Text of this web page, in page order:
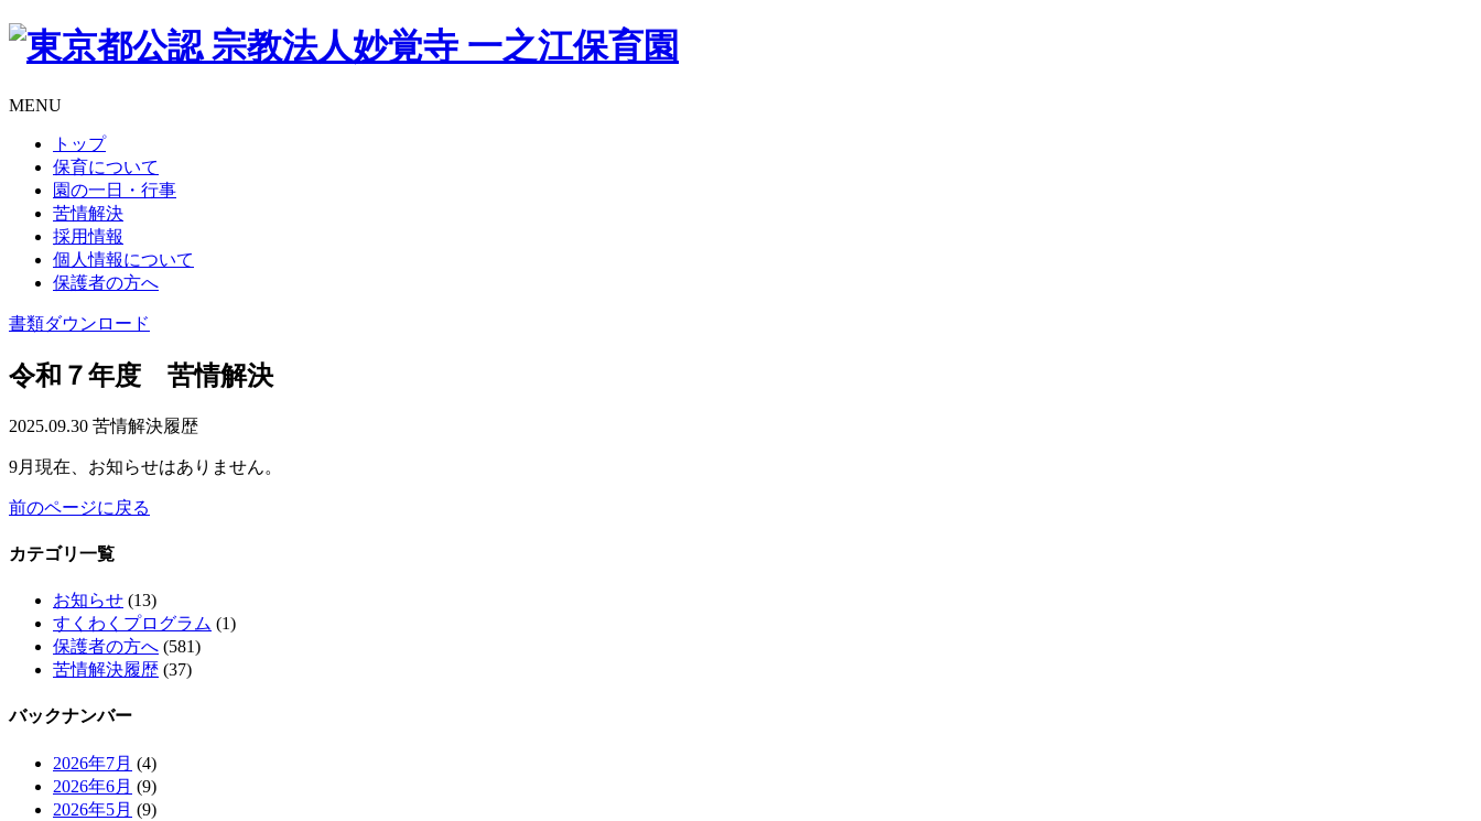
MENU
トップ
保育について
園の一日・行事
苦情解決
採用情報
個人情報について
保護者の方へ
書類ダウンロード
令和７年度 苦情解決
2025.09.30 苦情解決履歴
9月現在、お知らせはありません。
前のページに戻る
カテゴリ一覧
お知らせ (13)
すくわくプログラム (1)
保護者の方へ (581)
苦情解決履歴 (37)
バックナンバー
2026年7月 (4)
2026年6月 (9)
2026年5月 (9)